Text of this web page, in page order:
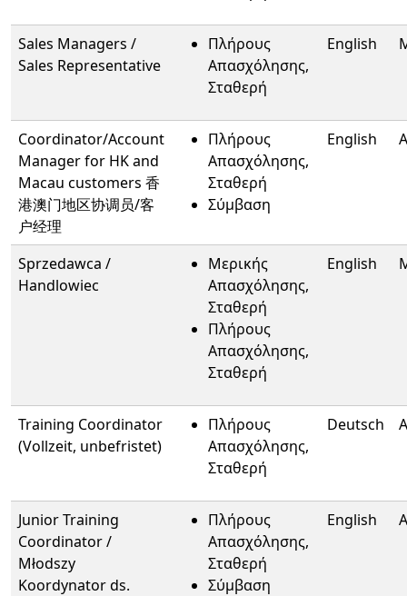
Sales Managers /
Sales Representative
Πλήρους
Απασχόλησης,
Σταθερή
English
Coordinator/Account
Manager for HK and
Macau customers 香
港澳门地区协调员/客
户经理
Πλήρους
Απασχόλησης,
Σταθερή
Σύμβαση
English
Sprzedawca /
Handlowiec
Μερικής
Απασχόλησης,
Σταθερή
Πλήρους
Απασχόλησης,
Σταθερή
English
Training Coordinator
(Vollzeit, unbefristet)
Πλήρους
Απασχόλησης,
Σταθερή
Deutsch
Junior Training
Coordinator /
Młodszy
Koordynator ds.
Πλήρους
Απασχόλησης,
Σταθερή
Σύμβαση
English